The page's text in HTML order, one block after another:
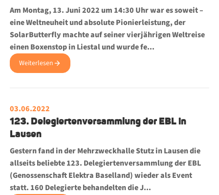
Am Montag, 13. Juni 2022 um 14:30 Uhr war es soweit –
eine Weltneuheit und absolute Pionierleistung, der
SolarButterfly machte auf seiner vierjährigen Weltreise
einen Boxenstop in Liestal und wurde fe...
Weiterlesen
03.06.2022
123. Delegiertenversammlung der EBL in
Lausen
Gestern fand in der Mehrzweckhalle Stutz in Lausen die
allseits beliebte 123. Delegiertenversammlung der EBL
(Genossenschaft Elektra Baselland) wieder als Event
statt. 160 Delegierte behandelten die J...